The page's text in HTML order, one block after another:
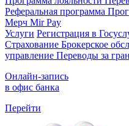
Реферальная программа
Мерч Mir Pay
Услуги Регистрация в
Страхование Брокерское
управление Переводы за
Онлайн-запись
в офис банка
Перейти